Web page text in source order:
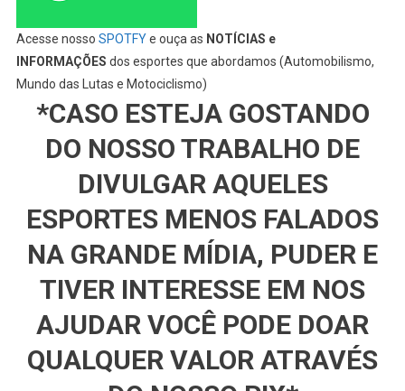
Acesse nosso SPOTFYe ouça as NOTÍCIAS e
INFORMAÇÕES dos esportes que abordamos (Automobilismo,
Mundo das Lutas e Motociclismo)
*CASO ESTEJA GOSTANDO
DO NOSSO TRABALHO DE
DIVULGAR AQUELES
ESPORTES MENOS FALADOS
NA GRANDE MÍDIA, PUDER E
TIVER INTERESSE EM NOS
AJUDAR VOCÊ PODE DOAR
QUALQUER VALOR ATRAVÉS